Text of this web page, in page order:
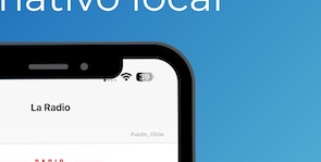
general de Jeannette
contenta con los resultados